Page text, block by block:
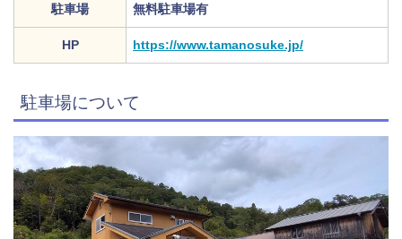
駐車場 無料駐車場有
HP https://www.tamanosuke.jp/
駐車場について